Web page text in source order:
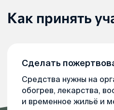
Как принять
Сделать
Средства нужны на
обогрев, лекарства,
и временное жильё и